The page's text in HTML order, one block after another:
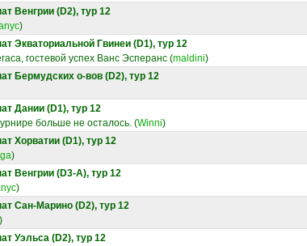
Венгрии (D2), тур 12
)
Экваториальной Гвинеи (D1), тур 12
гостевой успех Ванс Эсперанс (maldini)
Бермудских о-вов (D2), тур 12
Дании (D1), тур 12
больше не осталось. (Winni)
Хорватии (D1), тур 12
)
Венгрии (D3-A), тур 12
)
Сан-Марино (D2), тур 12
)
Уэльса (D2), тур 12